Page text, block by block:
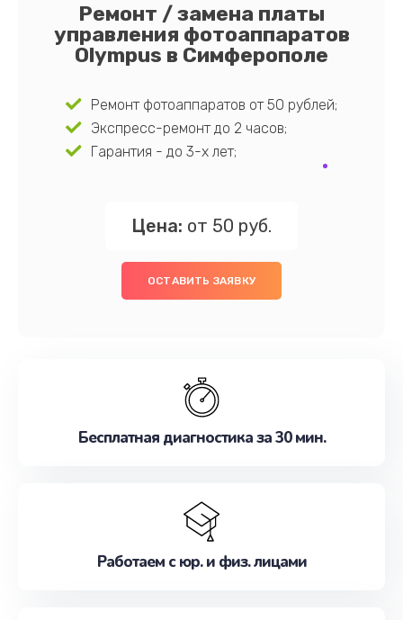
Ремонт / замена платы
управления фотоаппаратов
Olympus в Симферополе
Ремонт фотоаппаратов от 50 рублей;
Экспресс-ремонт до 2 часов;
Гарантия - до 3-х лет;
Цена: от 50 руб.
ОСТАВИТЬ ЗАЯВКУ
Бесплатная диагностика за 30 мин.
Работаем с юр. и физ. лицами